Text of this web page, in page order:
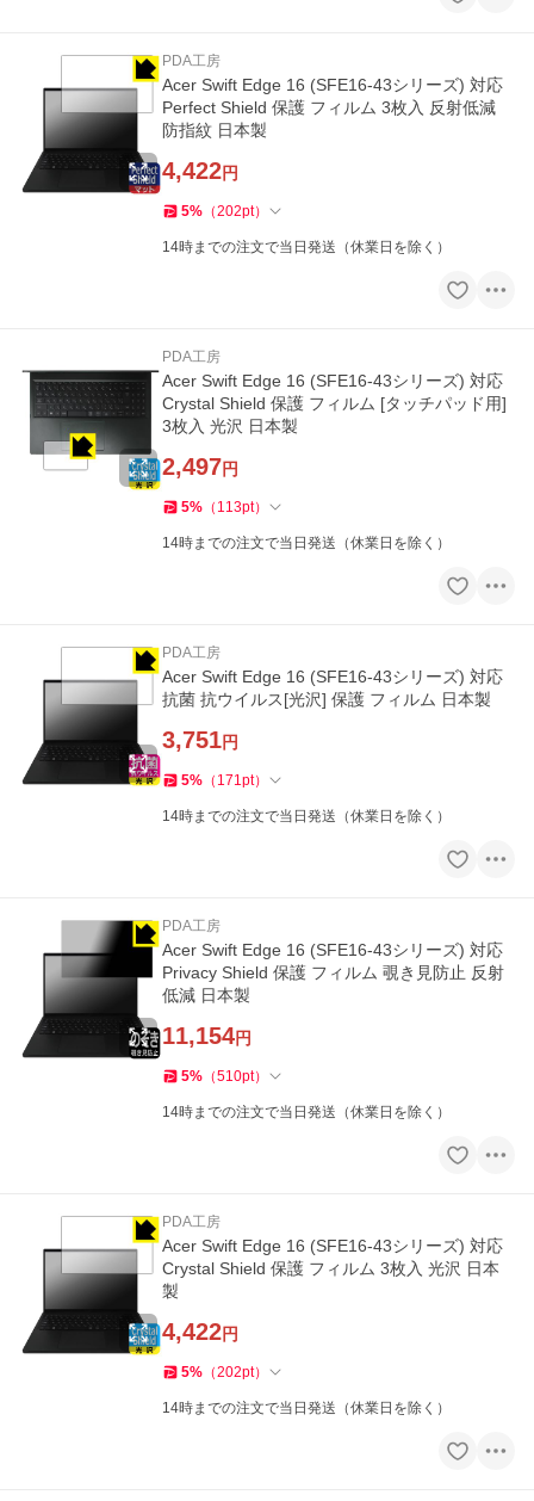
PDA工房
Acer Swift Edge 16 (SFE16-43シリーズ) 対応
Perfect Shield 保護 フィルム 3枚入 反射低減
防指紋 日本製
4,422円
5% （202pt）
14時までの注文で当日発送（休業日を除く）
PDA工房
Acer Swift Edge 16 (SFE16-43シリーズ) 対応
Crystal Shield 保護 フィルム [タッチパッド用]
3枚入 光沢 日本製
2,497円
5% （ 113pt）
14時までの注文で当日発送（休業日を除く）
PDA工房
Acer Swift Edge 16 (SFE16-43シリーズ) 対応
抗菌 抗ウイルス[光沢] 保護 フィルム 日本製
3,751円
5% （ 171pt）
14時までの注文で当日発送（休業日を除く）
PDA工房
Acer Swift Edge 16 (SFE16-43シリーズ) 対応
Privacy Shield 保護 フィルム 覗き見防止 反射
低減 日本製
11,154円
5% （510pt）
14時までの注文で当日発送（休業日を除く）
PDA工房
Acer Swift Edge 16 (SFE16-43シリーズ) 対応
Crystal Shield 保護 フィルム 3枚入 光沢 日本
製
4,422円
5% （202pt）
14時までの注文で当日発送（休業日を除く）